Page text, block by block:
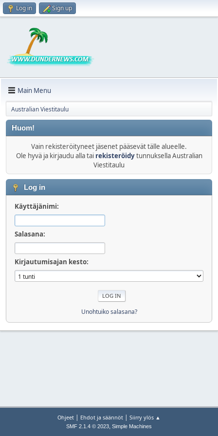
Log in Sign up
Main Menu
Australian Viestitaulu
Huom!
Vain rekisteröityneet jäsenet pääsevät tälle alueelle.
Ole hyvä ja kirjaudu alla tai rekisteröidytunnuksella Australian
Viestitaulu
Log in
Käyttäjänimi:
Salasana:
Kirjautumisajan kesto:
Unohtuiko salasana?
Ohjeet | Ehdot ja säännöt | Siirry ylös ▲
SMF 2.1.4 © 2023, Simple Machines